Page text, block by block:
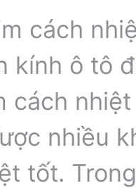
cách
kính ô tô
cách
nhiều
tốt.